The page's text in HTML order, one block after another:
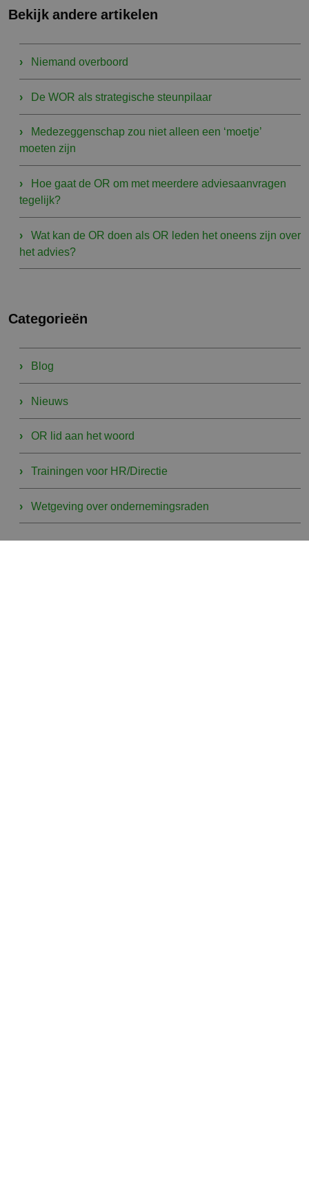
Bekijk andere artikelen
Niemand overboord
De WOR als strategische steunpilaar
Medezeggenschap zou niet alleen een ‘moetje’
moeten zijn
Hoe gaat de OR om met meerdere adviesaanvragen
tegelijk?
Wat kan de OR doen als OR leden het oneens zijn over
het advies?
Categorieën
Blog
Nieuws
OR lid aan het woord
Trainingen voor HR/Directie
Wetgeving over ondernemingsraden